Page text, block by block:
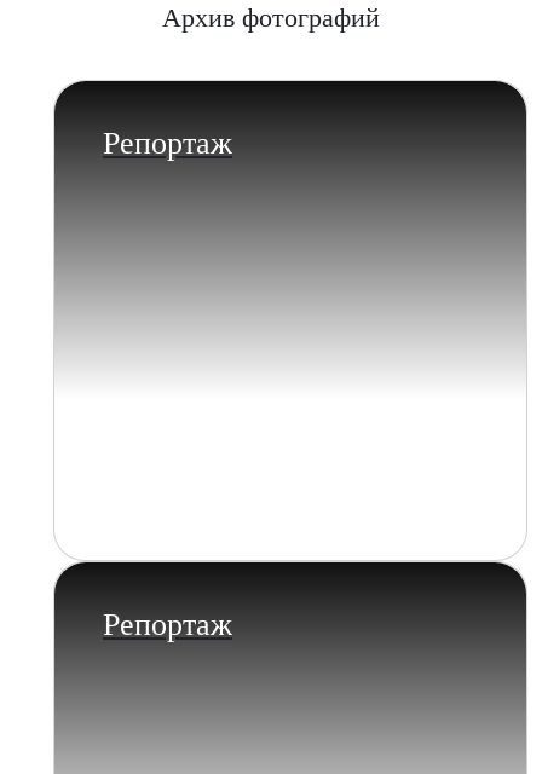
Архив фотографий
Репортаж
Репортаж